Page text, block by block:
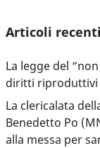
Articoli recenti
La legge del
diritti riproduttivi
La clericalata
Benedetto Po
alla messa per